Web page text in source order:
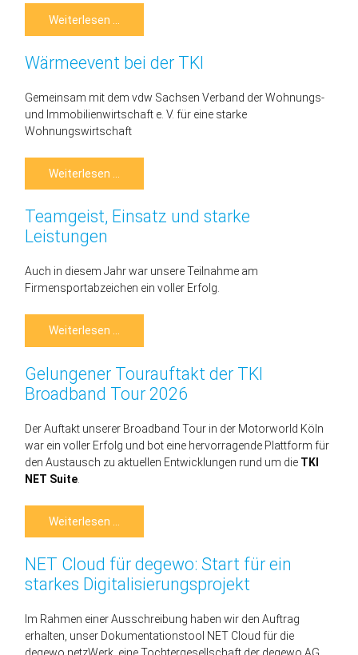
Weiterlesen …
aus
–
rein
ins
Experimentieren,
Wärmeevent bei der TKI
Gemeinsam mit dem vdw Sachsen Verband der Wohnungs-
und Immobilienwirtschaft e. V. für eine starke
Wohnungswirtschaft
Weiterlesen …
Teamgeist, Einsatz und starke
Leistungen
Auch in diesem Jahr war unsere Teilnahme am
Firmensportabzeichen ein voller Erfolg.
Weiterlesen …
Leistungen
Gelungener Tourauftakt der TKI
Broadband Tour 2026
Der Auftakt unserer Broad­band Tour in der Motorworld Köln
war ein voller Erfolg und bot eine hervor­ragende Platt­form für
den Aus­tausch zu aktuellen Entwick­lungen rund um die TKI
NET Suite
Weiterlesen …
Broadband
Tour
2026
NET Cloud für degewo: Start für ein
starkes Digitalisierungsprojekt
Im Rahmen einer Ausschreibung haben wir den Auftrag
erhalten, unser Dokumentationstool NET Cloud für die